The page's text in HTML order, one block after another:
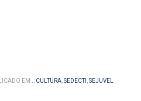
EM ., CULTURA,SEDECTI ,SEJUVEL